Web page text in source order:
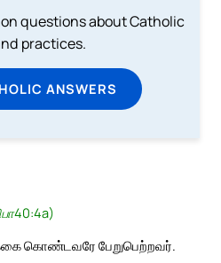
questions about Catholic
practices.
ANSWERS
கொண்டவரே பேறுபெற்றவர்.